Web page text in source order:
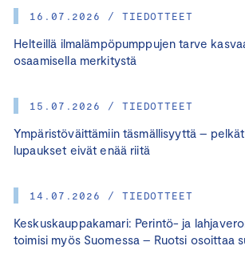
16.07.2026 / TIEDOTTEET
Helteillä ilmalämpöpumppujen tarve
osaamisella merkitystä
15.07.2026 / TIEDOTTEET
Ympäristöväittämiin täsmällisyyttä –
lupaukset eivät enää riitä
14.07.2026 / TIEDOTTEET
Keskuskauppakamari: Perintö- ja
toimisi myös Suomessa – Ruotsi osoittaa